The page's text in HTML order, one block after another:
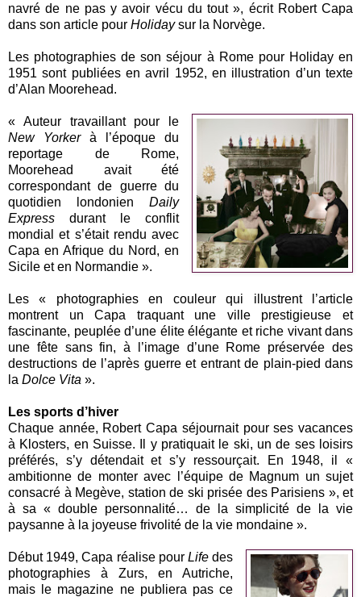
navré de ne pas y avoir vécu du tout », écrit Robert Capa
dans son article pour Holidaysur la Norvège.
Les photographies de son séjour à Rome pour Holiday en
1951 sont publiées en avril 1952, en illustration d’un texte
d’Alan Moorehead.
« Auteur travaillant pour le
New Yorkerà l’époque du
reportage de Rome,
Moorehead avait été
correspondant de guerre du
quotidien londonienDaily
Express durant le conflit
mondial et s’était rendu avec
Capa en Afrique du Nord, en
Sicile et en Normandie ».
Les « photographies en couleur qui illustrent l’article
montrent un Capa traquant une ville prestigieuse et
fascinante, peuplée d’une élite élégante et riche vivant dans
une fête sans fin, à l’image d’une Rome préservée des
destructions de l’après guerre et entrant de plain-pied dans
la Dolce Vita ».
Les sports d’hiver
Chaque année, Robert Capa séjournait pour ses vacances
à Klosters, en Suisse. Il y pratiquait le ski, un de ses loisirs
préférés, s’y détendait et s’y ressourçait. En 1948, il «
ambitionne de monter avec l’équipe de Magnum un sujet
consacré à Megève, station de ski prisée des Parisiens », et
à sa « double personnalité… de la simplicité de la vie
paysanne à la joyeuse frivolité de la vie mondaine ».
Début 1949, Capa réalise pour Lifedes
photographies à Zurs, en Autriche,
mais le magazine ne publiera pas ce